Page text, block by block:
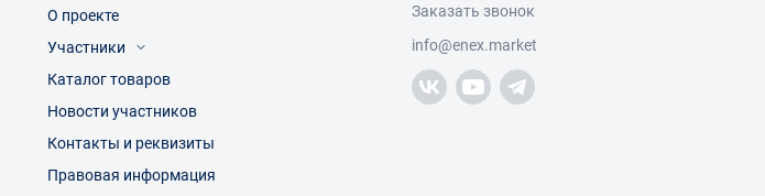
О проекте
Участники
Посетители
Торговые компании
Каталог товаров
Новости участников
Контакты и реквизиты
Правовая информация
Заказать звонок
info@enex.market